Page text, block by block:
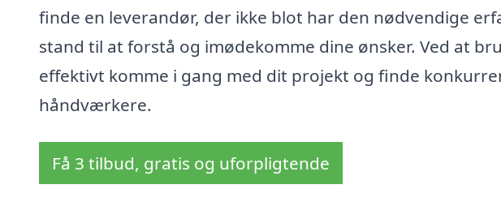
finde en leverandør, der ikke blot har den nødvendige
stand til at forstå og imødekomme dine ønsker. Ved at
effektivt komme i gang med dit projekt og finde
håndværkere.
Få 3 tilbud, gratis og uforpligtende